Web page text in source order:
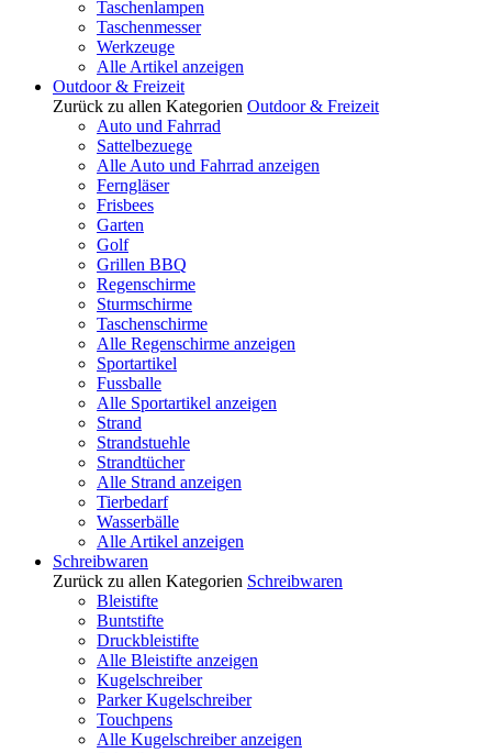
Taschenlampen
Taschenmesser
Werkzeuge
Alle Artikel anzeigen
Outdoor & Freizeit
Zurück zu allen Kategorien Outdoor & Freizeit
Auto und Fahrrad
Sattelbezuege
Alle Auto und Fahrrad anzeigen
Ferngläser
Frisbees
Garten
Golf
Grillen BBQ
Regenschirme
Sturmschirme
Taschenschirme
Alle Regenschirme anzeigen
Sportartikel
Fussballe
Alle Sportartikel anzeigen
Strand
Strandstuehle
Strandtücher
Alle Strand anzeigen
Tierbedarf
Wasserbälle
Alle Artikel anzeigen
Schreibwaren
Zurück zu allen Kategorien Schreibwaren
Bleistifte
Buntstifte
Druckbleistifte
Alle Bleistifte anzeigen
Kugelschreiber
Parker Kugelschreiber
Touchpens
Alle Kugelschreiber anzeigen